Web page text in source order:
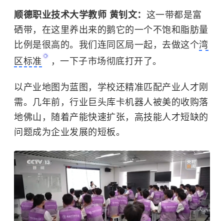
顺德职业技术大学教师 黄钊文： 这一带都是富
硒带，在这里养出来的鹅它的一个不饱和脂肪量
比例是很高的。我们连同区局一起，去做这个湾
区标准
，一下子市场彻底打开了。
以产业地图为蓝图，学校还精准匹配产业人才刚
需。几年前，行业巨头库卡机器人被美的收购落
地佛山，随着产能快速扩张，高技能人才短缺的
问题成为企业发展的短板。